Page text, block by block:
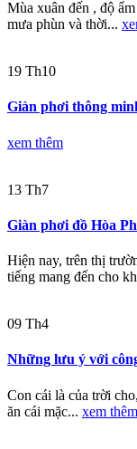
Mùa xuân đến , độ
mưa phùn và thời...
19 Th10
Giàn phơi thông
xem thêm
13 Th7
Giàn phơi đồ Hòa
Hiện nay, trên thị
tiếng mang đến cho
09 Th4
Những lưu ý với
Con cái là của trời
ăn cái mặc... xem thêm